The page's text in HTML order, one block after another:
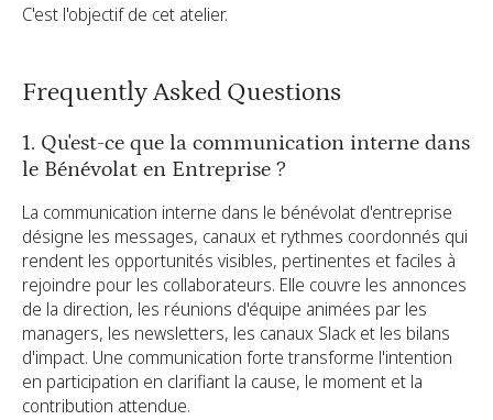
C'est l'objectif de cet atelier.
Frequently Asked Questions
1. Qu'est-ce que la communication interne dans
le Bénévolat en Entreprise ?
La communication interne dans le bénévolat d'entreprise
désigne les messages, canaux et rythmes coordonnés qui
rendent les opportunités visibles, pertinentes et faciles à
rejoindre pour les collaborateurs. Elle couvre les annonces
de la direction, les réunions d'équipe animées par les
managers, les newsletters, les canaux Slack et les bilans
d'impact. Une communication forte transforme l'intention
en participation en clarifiant la cause, le moment et la
contribution attendue.